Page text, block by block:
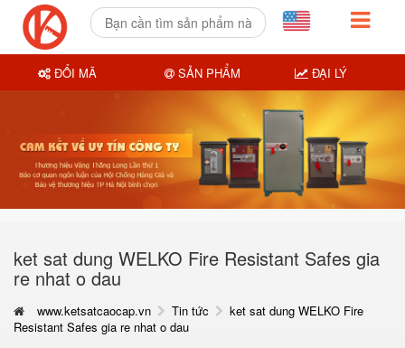
ket sat dung WELKO Fire Resistant Safes gia
re nhat o dau
www.ketsatcaocap.vn Tin tức
ket sat dung WELKO Fire
Resistant Safes gia re nhat o dau
ĐỔI MÃ SẢN PHẨM ĐẠI LÝ